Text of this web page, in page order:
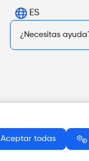
Aceptar todas
ES
¿Necesitas